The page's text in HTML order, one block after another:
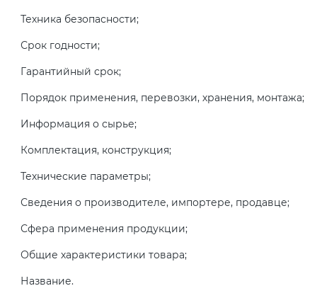
Техника безопасности;
Срок годности;
Гарантийный срок;
Порядок применения, перевозки, хранения, монтажа;
Информация о сырье;
Комплектация, конструкция;
Технические параметры;
Сведения о производителе, импортере, продавце;
Сфера применения продукции;
Общие характеристики товара;
Название.
Сертификация спортивных
Сертификация электротехники
Остальное
БАДы
Декларация ТР ТС
Декларирование косметики (ТР
ТС 009)
по схеме 5Д (ТР ТС 010)
Декларирование пищевой
Декларирование алкогольной